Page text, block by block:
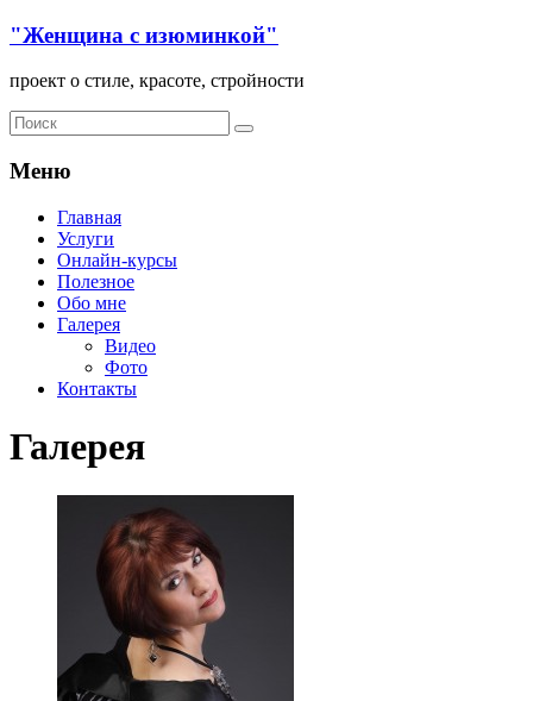
"Женщина с изюминкой"
проект о стиле, красоте, стройности
Меню
Главная
Услуги
Онлайн-курсы
Полезное
Обо мне
Галерея
Видео
Фото
Контакты
Галерея